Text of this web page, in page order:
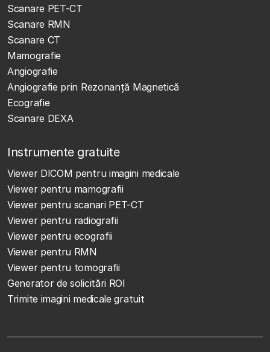
Scanare PET-CT
Scanare RMN
Scanare CT
Mamografie
Angiografie
Angiografie prin Rezonanță Magnetică
Ecografie
Scanare DEXA
Instrumente gratuite
Viewer DICOM pentru imagini medicale
Viewer pentru mamografii
Viewer pentru scanari PET-CT
Viewer pentru radiografii
Viewer pentru ecografii
Viewer pentru RMN
Viewer pentru tomografii
Generator de solicitări ROI
Trimite imagini medicale gratuit